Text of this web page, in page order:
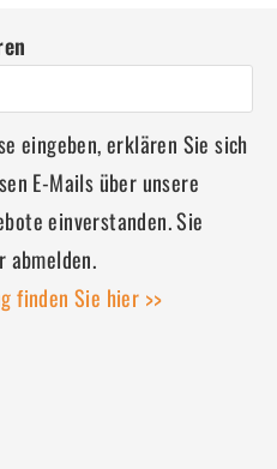
eingeben, erklären Sie sich
E-Mails über unsere
einverstanden. Sie
abmelden.
finden Sie hier >>